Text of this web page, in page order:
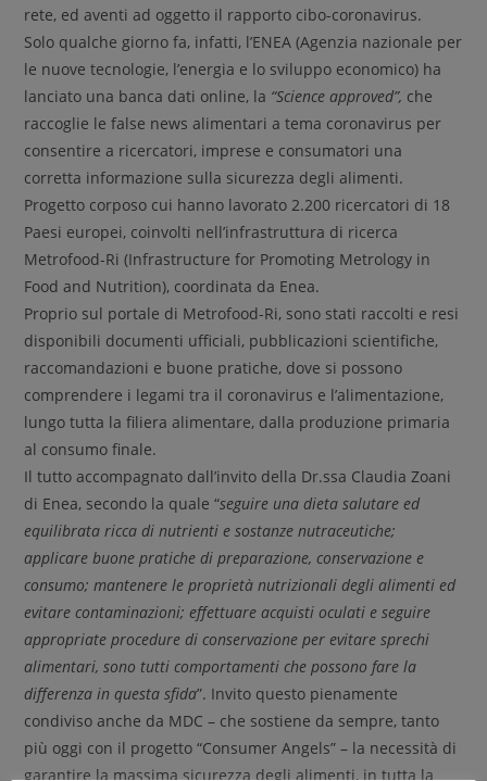
rete, ed aventi ad oggetto il rapporto cibo-coronavirus.
Solo qualche giorno fa, infatti, l’ENEA (Agenzia nazionale per
le nuove tecnologie, l’energia e lo sviluppo economico) ha
lanciato una banca dati online, la “Science approved”, che
raccoglie le false news alimentari a tema coronavirus per
consentire a ricercatori, imprese e consumatori una
corretta informazione sulla sicurezza degli alimenti.
Progetto corposo cui hanno lavorato 2.200 ricercatori di 18
Paesi europei, coinvolti nell’infrastruttura di ricerca
Metrofood-Ri (Infrastructure for Promoting Metrology in
Food and Nutrition), coordinata da Enea.
Proprio sul portale di Metrofood-Ri, sono stati raccolti e resi
disponibili documenti ufficiali, pubblicazioni scientifiche,
raccomandazioni e buone pratiche, dove si possono
comprendere i legami tra il coronavirus e l’alimentazione,
lungo tutta la filiera alimentare, dalla produzione primaria
al consumo finale.
Il tutto accompagnato dall’invito della Dr.ssa Claudia Zoani
di Enea, secondo la quale “seguire una dieta salutare ed
equilibrata ricca di nutrienti e sostanze nutraceutiche;
applicare buone pratiche di preparazione, conservazione e
consumo; mantenere le proprietà nutrizionali degli alimenti ed
evitare contaminazioni; effettuare acquisti oculati e seguire
appropriate procedure di conservazione per evitare sprechi
alimentari, sono tutti comportamenti che possono fare la
differenza in questa sfida”. Invito questo pienamente
condiviso anche da MDC – che sostiene da sempre, tanto
più oggi con il progetto “Consumer Angels” – la necessità di
garantire la massima sicurezza degli alimenti, in tutta la